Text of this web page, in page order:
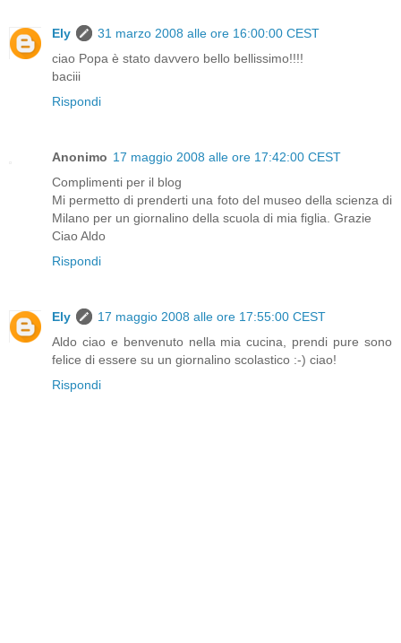
Ely
31 marzo 2008 alle ore 16:00:00 CEST
ciao Popa è stato davvero bello bellissimo!!!!
baciii
Rispondi
Anonimo 17 maggio 2008 alle ore 17:42:00 CEST
Complimenti per il blog
Mi permetto di prenderti una foto del museo della scienza di
Milano per un giornalino della scuola di mia figlia. Grazie
Ciao Aldo
Rispondi
Ely
17 maggio 2008 alle ore 17:55:00 CEST
Aldo ciao e benvenuto nella mia cucina, prendi pure sono
felice di essere su un giornalino scolastico :-) ciao!
Rispondi